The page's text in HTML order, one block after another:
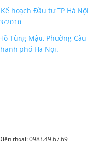
hoạch Đầu tư TP Hà Nội
2010
Tùng Mậu, Phường Cầu
phố Hà Nội.
thoại: 0983.49.67.69